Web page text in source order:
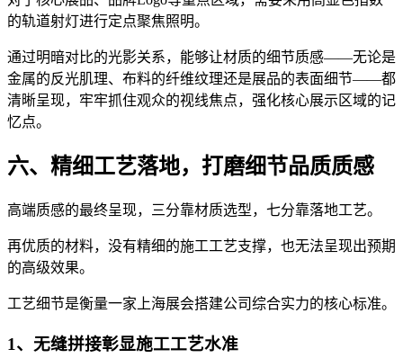
的轨道射灯进行定点聚焦照明。
通过明暗对比的光影关系，能够让材质的细节质感——无论是
金属的反光肌理、布料的纤维纹理还是展品的表面细节——都
清晰呈现，牢牢抓住观众的视线焦点，强化核心展示区域的记
忆点。
六、精细工艺落地，打磨细节品质质感
高端质感的最终呈现，三分靠材质选型，七分靠落地工艺。
再优质的材料，没有精细的施工工艺支撑，也无法呈现出预期
的高级效果。
工艺细节是衡量一家上海展会搭建公司综合实力的核心标准。
1、无缝拼接彰显施工工艺水准